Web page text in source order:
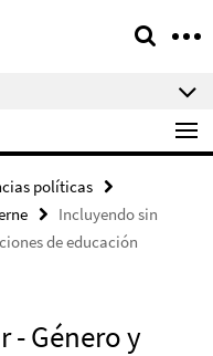
políticas
Incluyendo sin
de educación
- Género y